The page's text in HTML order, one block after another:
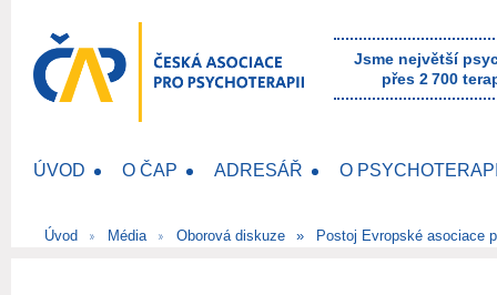
Jsme největší
přes 2 700
ÚVOD O ČAP ADRESÁŘ O
Úvod Média Oborová diskuze Postoj Evropské asociace